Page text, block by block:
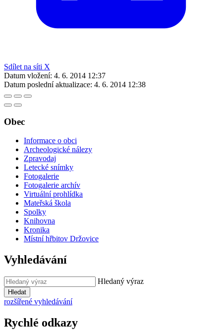
Sdílet na síti X
Datum vložení: 4. 6. 2014 12:37
Datum poslední aktualizace: 4. 6. 2014 12:38
Obec
Informace o obci
Archeologické nálezy
Zpravodaj
Letecké snímky
Fotogalerie
Fotogalerie archív
Virtuální prohlídka
Mateřská škola
Spolky
Knihovna
Kronika
Místní hřbitov Držovice
Vyhledávání
Hledaný výraz
Hledat
rozšířené vyhledávání
Rychlé odkazy